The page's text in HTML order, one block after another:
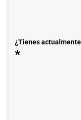
¿Tienes
*